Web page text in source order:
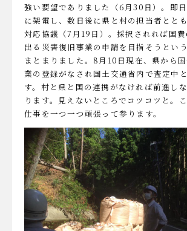
強い要望でありました（6月30日）。即
に架電し、数日後に県と村の担当者とと
対応協議（7月19日）。採択されれば国
出る災害復旧事業の申請を目指そうとい
まとまりました。8月10日現在、県から
業の登録がなされ国土交通省内で査定中
す。村と県と国の連携がなければ前進し
ります。見えないところでコツコツと。
仕事を一つ一つ頑張って参ります。